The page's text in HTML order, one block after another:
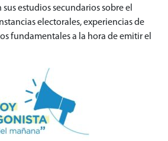
estudios secundarios sobre el
electorales, experiencias de
fundamentales a la hora de emitir el